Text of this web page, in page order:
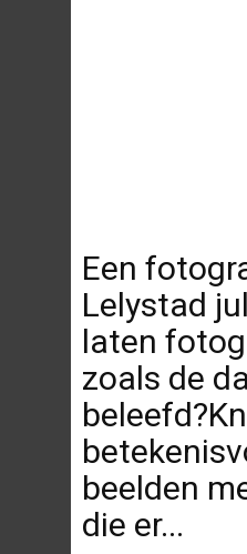
Een
Lelystad
laten
zoals de
beelden
die er...